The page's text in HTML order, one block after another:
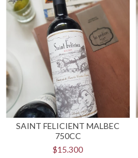
SAINT FELICIENT MALBEC
750CC
$15.300